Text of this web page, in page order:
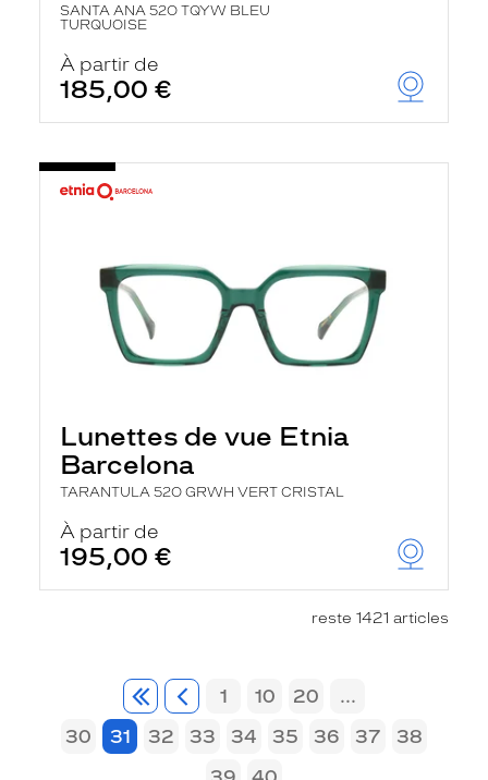
SANTA ANA 52O TQYW BLEU
TURQUOISE
À partir de
185,00 €
Lunettes de vue Etnia
Barcelona
TARANTULA 52O GRWH VERT CRISTAL
À partir de
195,00 €
reste 1421 articles
1 10 20
...
30
31 32 33 34 35 36 37
38